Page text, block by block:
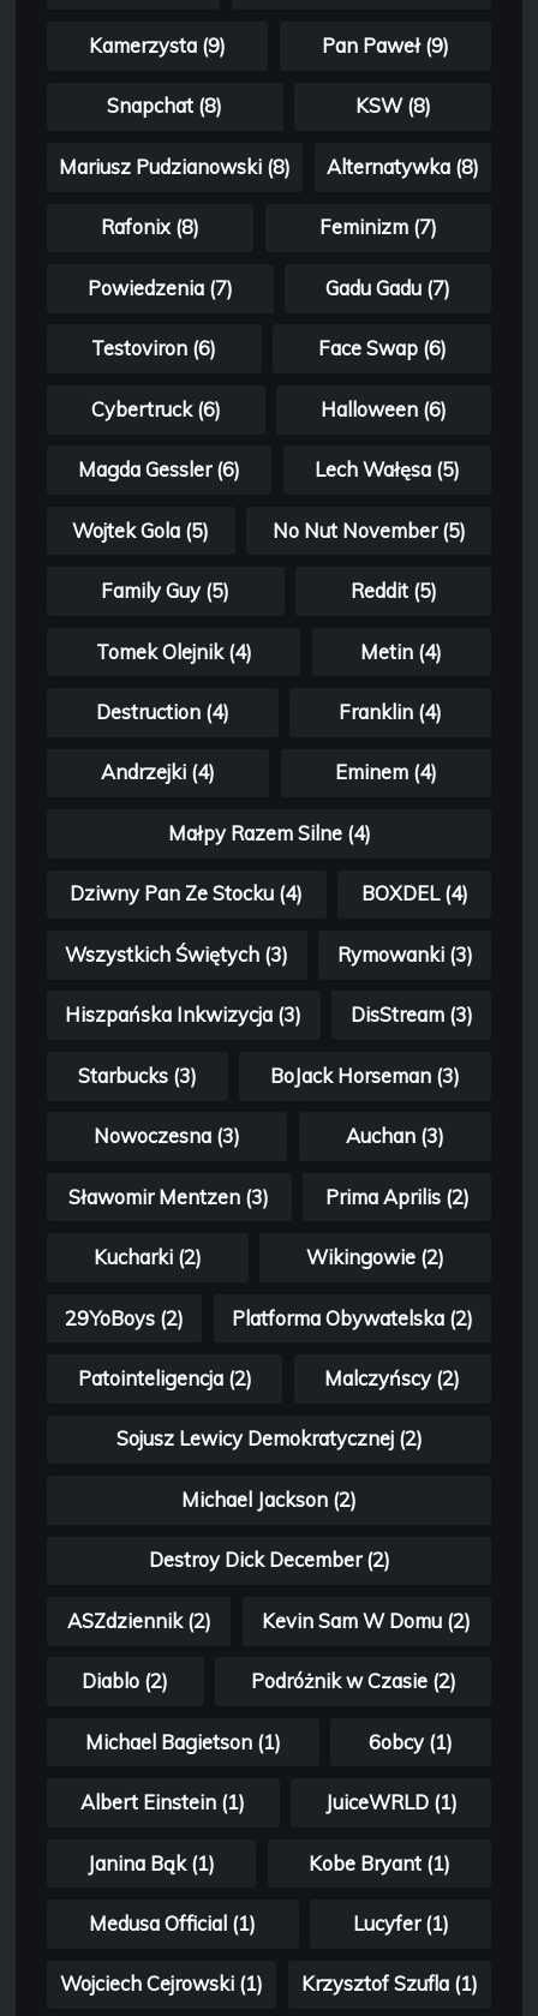
Kamerzysta (9) Pan Paweł (9)
Snapchat (8) KSW (8)
Mariusz Pudzianowski (8) Alternatywka (8)
Rafonix (8) Feminizm (7)
Powiedzenia (7) Gadu Gadu (7)
Testoviron (6) Face Swap (6)
Cybertruck (6) Halloween (6)
Magda Gessler (6) Lech Wałęsa (5)
Wojtek Gola (5) No Nut November (5)
Family Guy (5) Reddit (5)
Tomek Olejnik (4) Metin (4)
Destruction (4) Franklin (4)
Andrzejki (4) Eminem (4)
Małpy Razem Silne (4)
Dziwny Pan Ze Stocku (4) BOXDEL (4)
Wszystkich Świętych (3) Rymowanki (3)
Hiszpańska Inkwizycja (3) DisStream (3)
Starbucks (3) BoJack Horseman (3)
Nowoczesna (3) Auchan (3)
Sławomir Mentzen (3) Prima Aprilis (2)
Kucharki (2) Wikingowie (2)
29YoBoys (2) Platforma Obywatelska (2)
Patointeligencja (2) Malczyńscy (2)
Sojusz Lewicy Demokratycznej (2)
Michael Jackson (2)
Destroy Dick December (2)
ASZdziennik (2) Kevin Sam W Domu (2)
Diablo (2) Podróżnik w Czasie (2)
Michael Bagietson (1) 6obcy (1)
Albert Einstein (1) JuiceWRLD (1)
Janina Bąk (1) Kobe Bryant (1)
Medusa Official (1) Lucyfer (1)
Wojciech Cejrowski (1) Krzysztof Szufla (1)